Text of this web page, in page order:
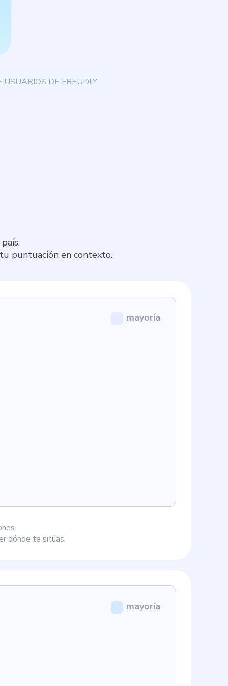
DE FREUDLY.
puntuación en contexto.
mayoría
dónde te sitúas.
mayoría